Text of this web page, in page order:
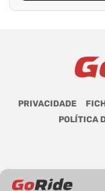
PRIVACIDADE
POLÍTICA
GoRide 2026